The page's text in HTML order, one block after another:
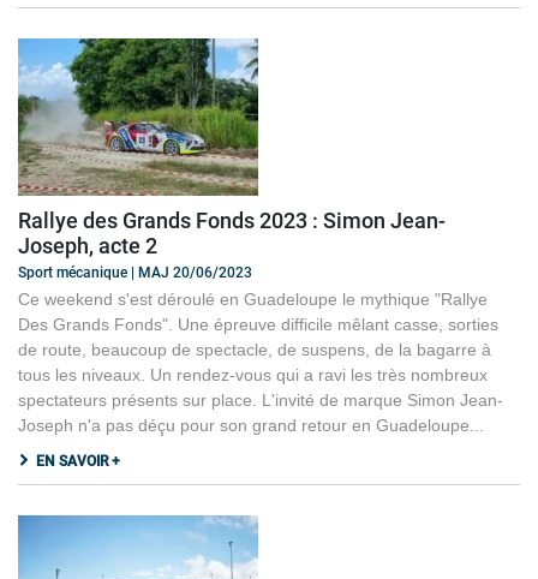
Rallye des Grands Fonds 2023 : Simon Jean-
Joseph, acte 2
Sport mécanique | MAJ 20/06/2023
Ce weekend s'est déroulé en Guadeloupe le mythique "Rallye
Des Grands Fonds". Une épreuve difficile mêlant casse, sorties
de route, beaucoup de spectacle, de suspens, de la bagarre à
tous les niveaux. Un rendez-vous qui a ravi les très nombreux
spectateurs présents sur place. L'invité de marque Simon Jean-
Joseph n'a pas déçu pour son grand retour en Guadeloupe...
EN SAVOIR +